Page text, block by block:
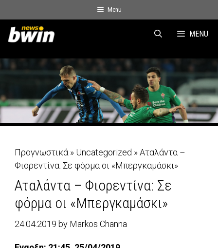
to
content
Menu
MENU
Προγνωστικά » Uncategorized »Αταλάντα –
Φιορεντίνα: Σε φόρμα οι «Μπεργκαμάσκι»
Αταλάντα – Φιορεντίνα: Σε
φόρμα οι «Μπεργκαμάσκι»
24.04.2019 by Markos Channa